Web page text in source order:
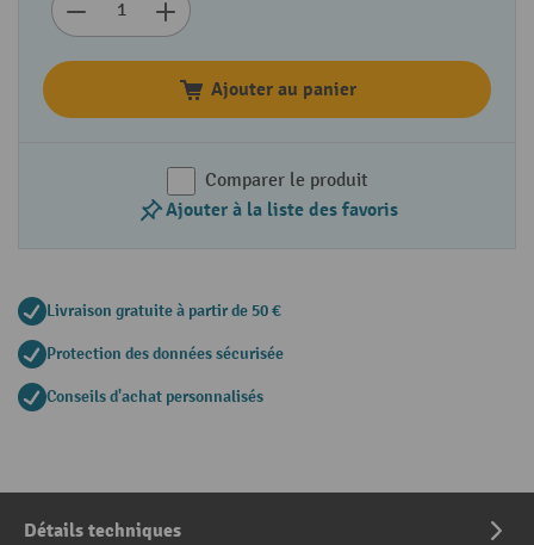
Ajouter au panier
Comparer le produit
Ajouter à la liste des favoris
Livraison gratuite à partir de 50 €
Protection des données sécurisée
Conseils d'achat personnalisés
Détails techniques